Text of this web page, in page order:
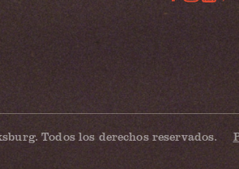
Todos los derechos reservados.